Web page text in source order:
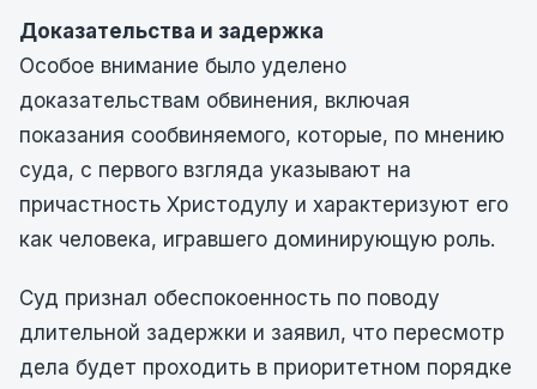
Доказательства и задержка
Особое внимание было уделено
доказательствам обвинения, включая
показания сообвиняемого, которые, по мнению
суда, с первого взгляда указывают на
причастность Христодулу и характеризуют его
как человека, игравшего доминирующую роль.
Суд признал обеспокоенность по поводу
длительной задержки и заявил, что пересмотр
дела будет проходить в приоритетном порядке